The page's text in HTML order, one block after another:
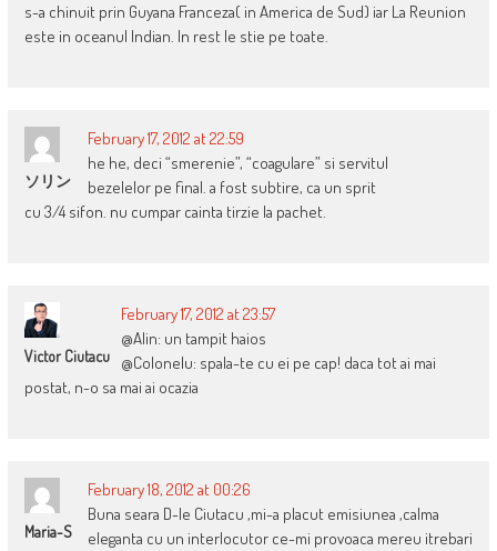
s-a chinuit prin Guyana Franceza( in America de Sud) iar La Reunion
este in oceanul Indian. In rest le stie pe toate.
ソリン
February 17, 2012 at 22:59
he he, deci “smerenie”, “coagulare” si servitul
bezelelor pe final. a fost subtire, ca un sprit
cu 3/4 sifon. nu cumpar cainta tirzie la pachet.
Victor Ciutacu
February 17, 2012 at 23:57
@Alin: un tampit haios
@Colonelu: spala-te cu ei pe cap! daca tot ai mai
postat, n-o sa mai ai ocazia
Maria-S
February 18, 2012 at 00:26
Buna seara D-le Ciutacu ,mi-a placut emisiunea ,calma
eleganta cu un interlocutor ce-mi provoaca mereu itrebari